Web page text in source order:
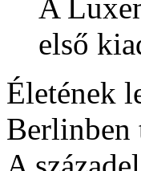
A
első
Életének
Berlinben